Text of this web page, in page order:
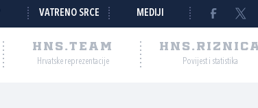
VATRENO SRCE MEDIJI
HNS.TEAM
Hrvatske reprezentacije Povijest i statistika